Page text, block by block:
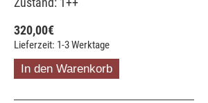
Lieferzeit: 1-3 Werktage
320,00€